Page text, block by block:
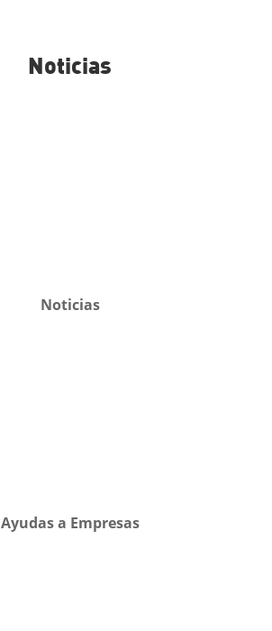
Noticias
Noticias
Ayudas a Empresas